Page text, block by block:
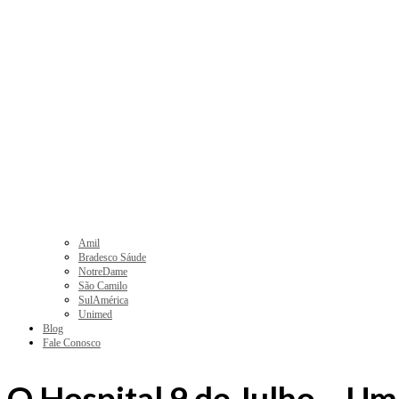
Amil
Bradesco Sáude
NotreDame
São Camilo
SulAmérica
Unimed
Blog
Fale Conosco